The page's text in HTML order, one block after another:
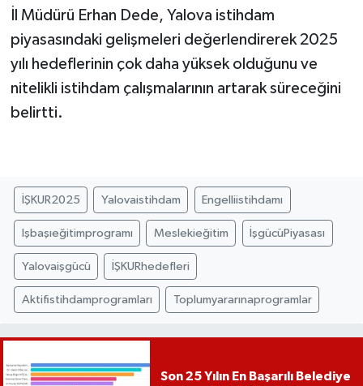
İl Müdürü Erhan Dede, Yalova istihdam
piyasasındaki gelişmeleri değerlendirerek 2025
yılı hedeflerinin çok daha yüksek olduğunu ve
nitelikli istihdam çalışmalarının artarak süreceğini
belirtti.
İŞKUR2025 Yalovaistihdam Engelliistihdamı
Işbaşıeğitimprogramı Meslekieğitim İşgücüPiyasası
Yalovaişgücü İŞKURhedefleri
Aktifistihdamprogramları Toplumyararınaprogramlar
Son 25 Yılın En Başarılı Belediye